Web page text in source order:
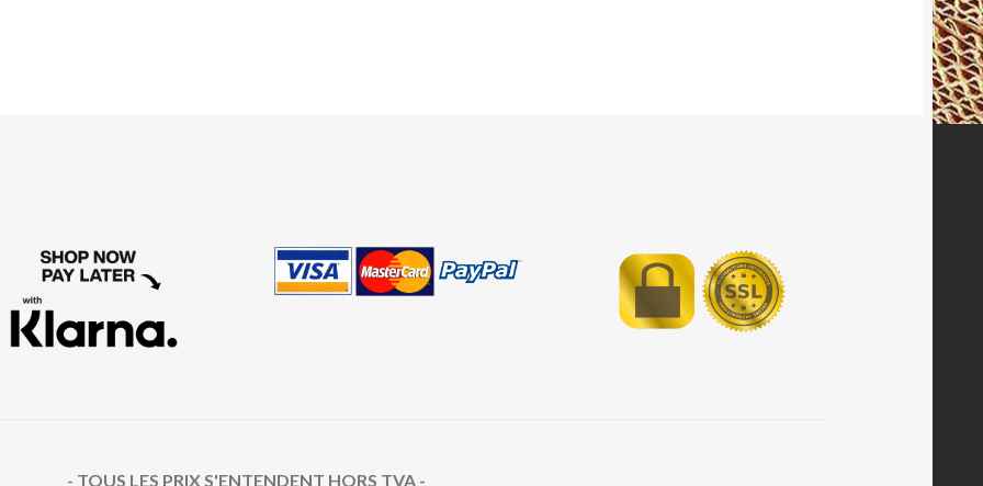
- TOUS LES PRIX S'ENTENDENT HORS TVA -